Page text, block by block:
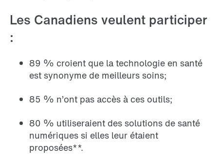
Les Canadiens veulent participer
:
89 % croient que la technologie en santé
est synonyme de meilleurs soins;
85 % n’ont pas accès à ces outils;
80 % utiliseraient des solutions de santé
numériques si elles leur étaient
proposées**.